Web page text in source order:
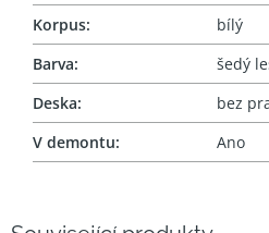
Korpus:
bílý
Barva:
šedý
Deska:
bez
V demontu: Ano